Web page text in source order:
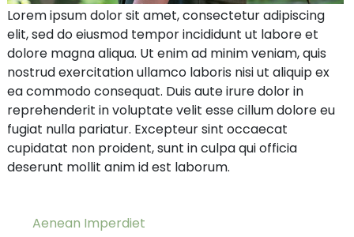
Lorem ipsum dolor sit amet, consectetur adipiscing
elit, sed do eiusmod tempor incididunt ut labore et
dolore magna aliqua. Ut enim ad minim veniam, quis
nostrud exercitation ullamco laboris nisi ut aliquip ex
ea commodo consequat. Duis aute irure dolor in
reprehenderit in voluptate velit esse cillum dolore eu
fugiat nulla pariatur. Excepteur sint occaecat
cupidatat non proident, sunt in culpa qui officia
deserunt mollit anim id est laborum.
Aenean Imperdiet